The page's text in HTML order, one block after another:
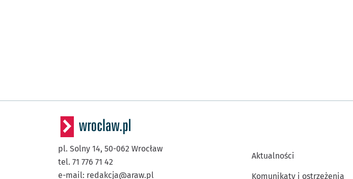
pl. Solny 14, 50-062 Wrocław
tel. 71 776 71 42
e-mail: redakcja@araw.pl
Aktualności
Komunikaty i ostrzeżenia